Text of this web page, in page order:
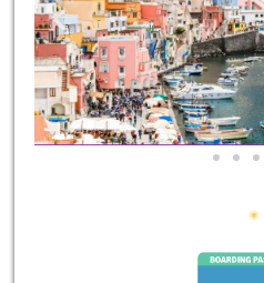
ואינפורמטיבית
עבורכם!